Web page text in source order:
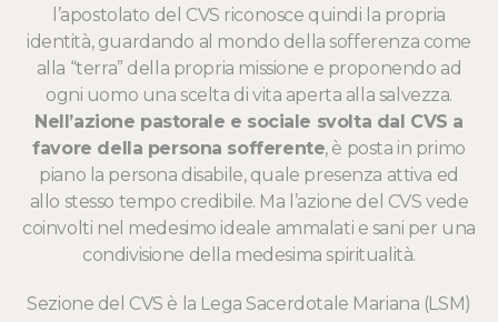
l’apostolato del CVS riconosce quindi la propria
identità, guardando al mondo della sofferenza come
alla “terra” della propria missione e proponendo ad
ogni uomo una scelta di vita aperta alla salvezza.
Nell’azione pastorale e sociale svolta dal CVS a
favore della persona sofferente, è posta in primo
piano la persona disabile, quale presenza attiva ed
allo stesso tempo credibile. Ma l’azione del CVS vede
coinvolti nel medesimo ideale ammalati e sani per una
condivisione della medesima spiritualità.
Sezione del CVS è la Lega Sacerdotale Mariana (LSM)